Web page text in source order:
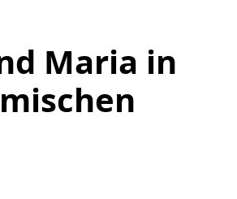
Maria in